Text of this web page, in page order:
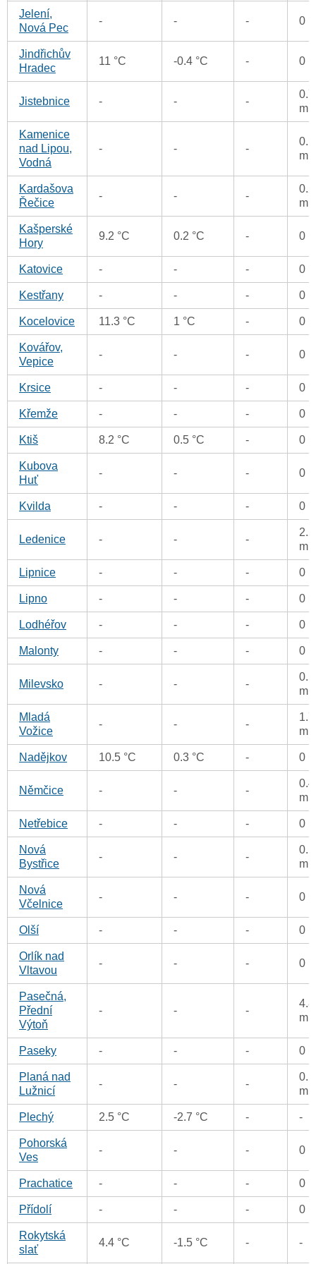
Jelení,
Nová Pec
- - - 0
Jindřichův
Hradec
11 °C -0.4 °C - 0
Jistebnice - - -
0.7
Kamenice
nad Lipou,
Vodná
- - -
0.1
Kardašova
Řečice
- - -
0.2
Kašperské
Hory
9.2 °C 0.2 °C - 0
Katovice - - - 0
Kestřany - - - 0
Kocelovice 11.3 °C 1 °C - 0
Kovářov,
Vepice
- - - 0
Krsice - - - 0
Křemže - - - 0
Ktiš 8.2 °C 0.5 °C - 0
Kubova
Huť
- - - 0
Kvilda - - - 0
Ledenice - - -
2.2
Lipnice - - - 0
Lipno - - - 0
Lodhéřov - - - 0
Malonty - - - 0
Milevsko - - -
0.5
Mladá
Vožice
- - -
1.7
Nadějkov 10.5 °C 0.3 °C - 0
Němčice - - -
0.4
Netřebice - - - 0
Nová
Bystřice
- - -
0.1
Nová
Včelnice
- - - 0
Olší - - - 0
Orlík nad
Vltavou
- - - 0
Pasečná,
Přední
Výtoň
- - -
4.8
Paseky - - - 0
Planá nad
Lužnicí
- - -
0.1
Plechý 2.5 °C -2.7 °C - -
Pohorská
Ves
- - - 0
Prachatice - - - 0
Přídolí - - - 0
Rokytská
slať
4.4 °C -1.5 °C - -